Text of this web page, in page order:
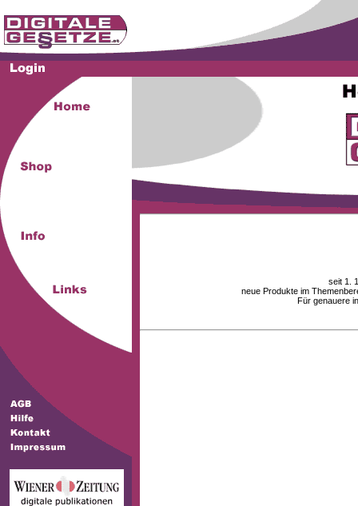
seit 1.
neue Produkte im
Für genauere